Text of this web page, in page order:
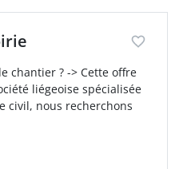
chantier ? -> Cette offre
liégeoise spécialisée
civil, nous recherchons